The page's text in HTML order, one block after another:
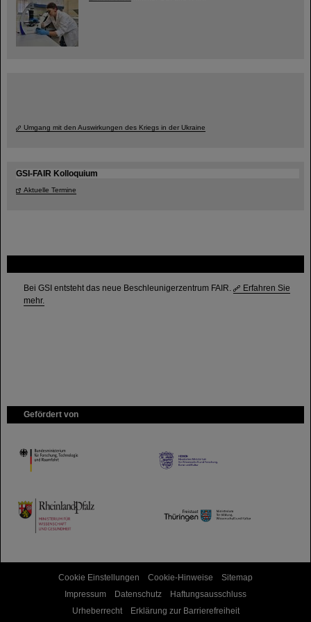
Bei GSI entsteht das neue Beschleunigerzentrum FAIR.
Erfahren Sie
mehr.
Gefördert von
HMWK
TMWWDG
Umgang mit den Auswirkungen des Kriegs in der Ukraine
GSI-FAIR Kolloquium
Aktuelle Termine
Cookie Einstellungen Cookie-Hinweise
Sitemap
Impressum
Datenschutz
Haftungsausschluss
Urheberrecht
Erklärung zur Barrierefreiheit